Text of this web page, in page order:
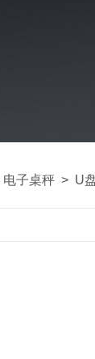
电子桌秤 > U